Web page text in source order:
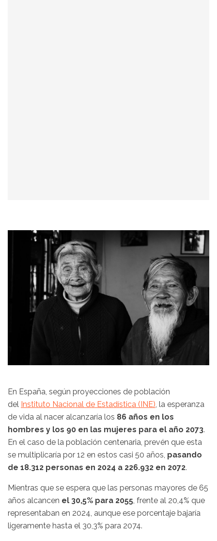
En España, según proyecciones de población
del Instituto Nacional de Estadística (INE), la esperanza
de vida al nacer alcanzaría los 86 años en los
hombres y los 90 en las mujeres para el año 2073.
En el caso de la población centenaria, prevén que esta
se multiplicaría por 12 en estos casi 50 años, pasando
de 18.312 personas en 2024 a 226.932 en 2072.
Mientras que se espera que las personas mayores de 65
años alcancen el 30,5% para 2055, frente al 20,4% que
representaban en 2024, aunque ese porcentaje bajaría
ligeramente hasta el 30,3% para 2074.